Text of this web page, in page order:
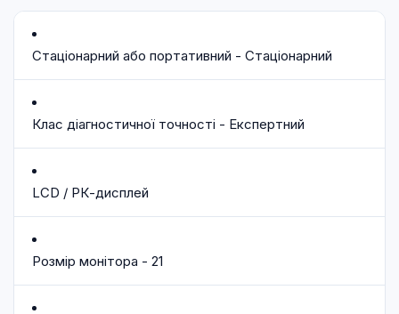
Стаціонарний або портативний - Стаціонарний
Клас діагностичної точності - Експертний
LCD / РК-дисплей
Розмір монітора - 21